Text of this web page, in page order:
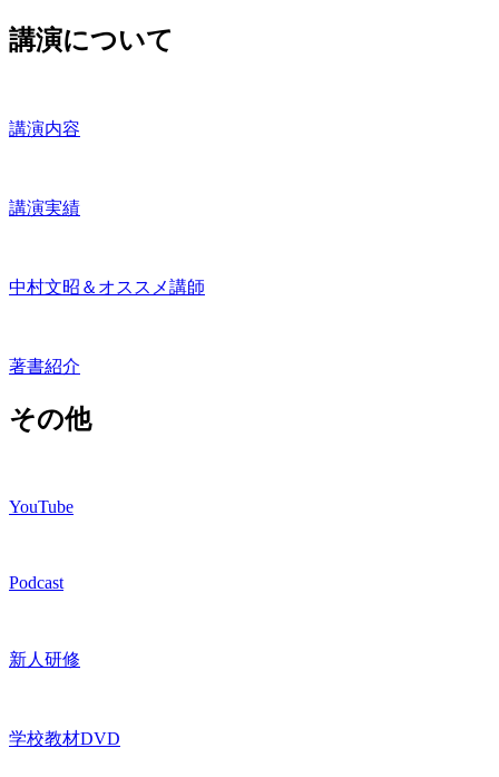
講演について
講演内容
講演実績
中村文昭＆オススメ講師
著書紹介
その他
YouTube
Podcast
新人研修
学校教材DVD